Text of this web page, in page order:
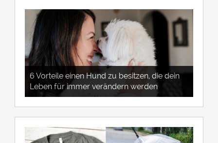
6 Vorteile einen Hund zu besitzen, die dein
Leben für immer verändern werden